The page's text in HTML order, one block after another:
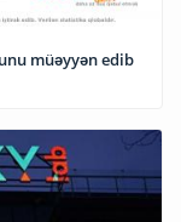
müəyyən edib